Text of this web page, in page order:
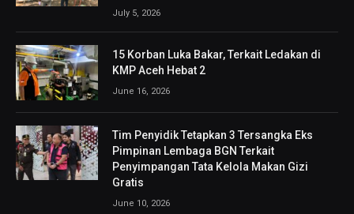
July 5, 2026
15 Korban Luka Bakar, Terkait Ledakan di
KMP Aceh Hebat 2
June 16, 2026
Tim Penyidik Tetapkan 3 Tersangka Eks
Pimpinan Lembaga BGN Terkait
Penyimpangan Tata Kelola Makan Gizi
Gratis
June 10, 2026